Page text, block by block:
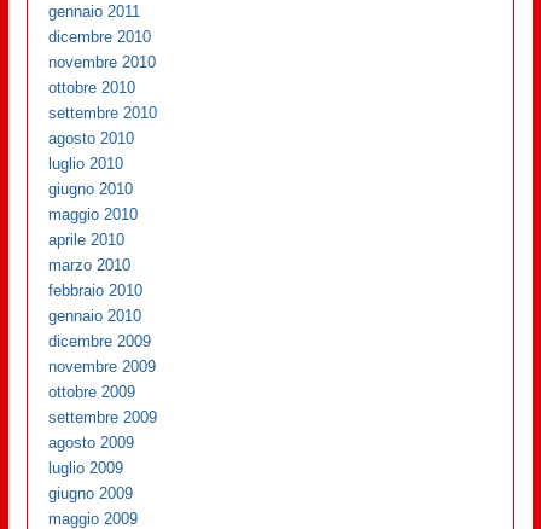
gennaio 2011
dicembre 2010
novembre 2010
ottobre 2010
settembre 2010
agosto 2010
luglio 2010
giugno 2010
maggio 2010
aprile 2010
marzo 2010
febbraio 2010
gennaio 2010
dicembre 2009
novembre 2009
ottobre 2009
settembre 2009
agosto 2009
luglio 2009
giugno 2009
maggio 2009